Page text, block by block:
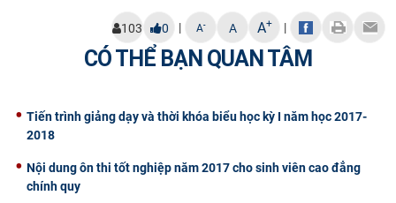
103 0 | A- A A+ |
CÓ THỂ BẠN QUAN TÂM
Tiến trình giảng dạy và thời khóa biểu học kỳ I năm học 2017-
2018
Nội dung ôn thi tốt nghiệp năm 2017 cho sinh viên cao đẳng
chính quy